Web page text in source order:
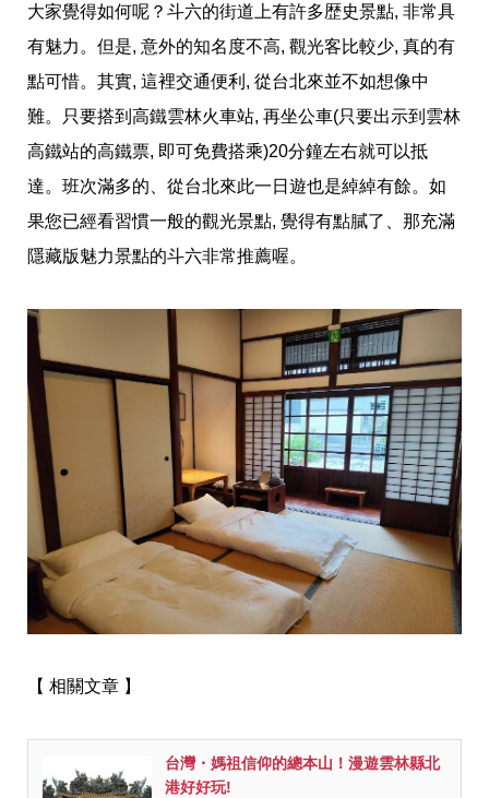
大家覺得如何呢？斗六的街道上有許多歴史景點, 非常具
有魅力。但是, 意外的知名度不高, 觀光客比較少, 真的有
點可惜。其實, 這裡交通便利, 從台北來並不如想像中
難。只要搭到高鐵雲林火車站, 再坐公車(只要出示到雲林
高鐵站的高鐵票, 即可免費搭乘)20分鐘左右就可以抵
達。班次滿多的、從台北來此一日遊也是綽綽有餘。如
果您已經看習慣一般的觀光景點, 覺得有點膩了、那充滿
隱藏版魅力景點的斗六非常推薦喔。
【 相關文章 】
台灣・媽祖信仰的總本山！漫遊雲林縣北
港好好玩!